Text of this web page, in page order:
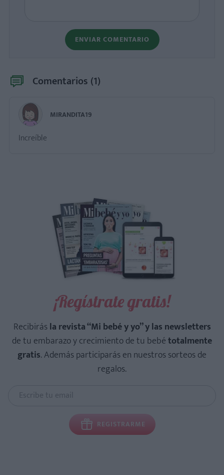
ENVIAR COMENTARIO
Comentarios (1)
MIRANDITA19
Increíble
¡Regístrate gratis!
Recibirásla revista “Mi bebé y yo” y las newsletters
de tu embarazo y crecimiento de tu bebétotalmente
gratis. Además participarás en nuestros sorteos de
regalos.
REGISTRARME